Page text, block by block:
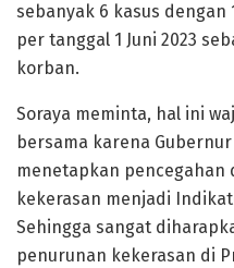
sebanyak 6 kasus dengan
per tanggal 1 Juni 2023
korban.
Soraya meminta, hal ini
bersama karena
menetapkan
kekerasan menjadi
Sehingga sangat
penurunan kekerasan di